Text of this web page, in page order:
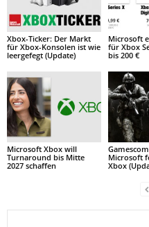
Xbox-Ticker: Der Markt
für Xbox-Konsolen ist wie
leergefegt (Update)
Microsoft
für Xbox
bis 200 €
Microsoft Xbox will
Turnaround bis Mitte
2027 schaffen
Microsoft
Xbox